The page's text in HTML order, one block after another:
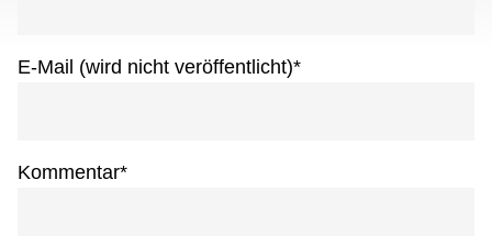
E-Mail (wird nicht veröffentlicht)*
Kommentar*